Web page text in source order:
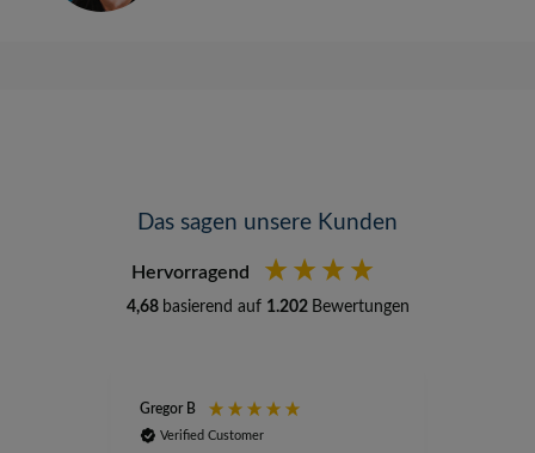
Das sagen unsere Kunden
Hervorragend
4,68 basierend auf 1.202 Bewertungen
Gregor B
Verified Customer